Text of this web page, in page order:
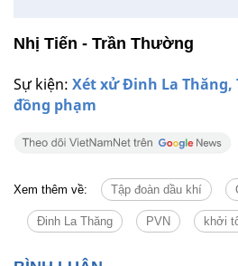
Sự kiện: Xét xử Đinh La
đồng phạm
Nhị Tiến - Trần Thường
Xem thêm về: Tập đoàn dầu khí
Đinh La Thăng PVN khởi